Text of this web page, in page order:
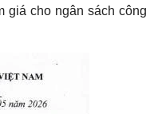
giá cho ngân sách công